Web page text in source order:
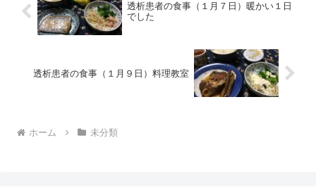
透析患者の食事（１月７日）暖かい１日
でした
透析患者の食事（１月９日）料理教室
ホーム 未分類